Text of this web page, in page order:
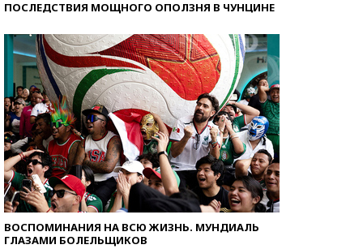
ПОСЛЕДСТВИЯ МОЩНОГО ОПОЛЗНЯ В ЧУНЦИНЕ
ВОСПОМИНАНИЯ НА ВСЮ ЖИЗНЬ. МУНДИАЛЬ
ГЛАЗАМИ БОЛЕЛЬЩИКОВ